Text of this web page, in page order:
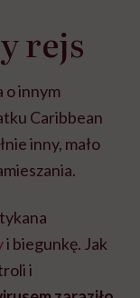
rejs
o innym
Caribbean
inny, mało
i biegunkę. Jak
i